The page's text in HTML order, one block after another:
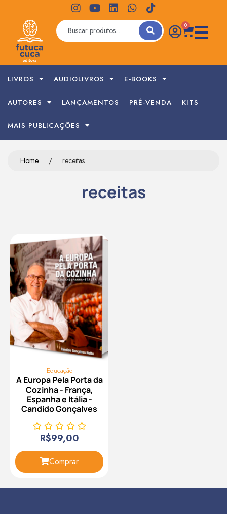
0
LIVROS AUDIOLIVROS E-BOOKS
AUTORES LANÇAMENTOS PRÉ-VENDA KITS
MAIS PUBLICAÇÕES
Home / receitas
receitas
Educação
A Europa Pela Porta da
Cozinha - França,
Espanha e Itália -
Candido Gonçalves
R$99,00
Comprar